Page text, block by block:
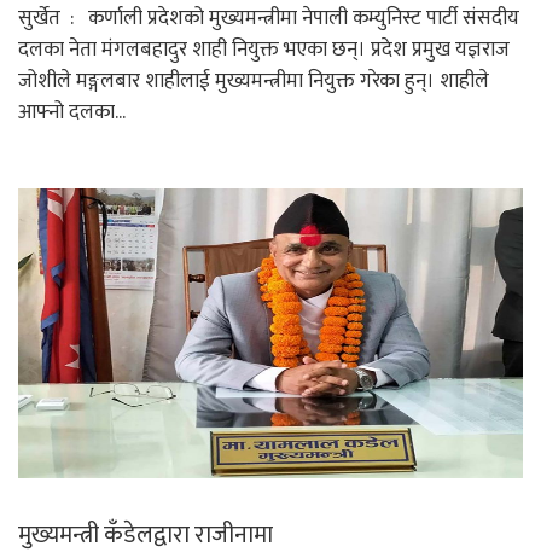
सुर्खेत : कर्णाली प्रदेशको मुख्यमन्त्रीमा नेपाली कम्युनिस्ट पार्टी संसदीय
दलका नेता मंगलबहादुर शाही नियुक्त भएका छन्। प्रदेश प्रमुख यज्ञराज
जोशीले मङ्गलबार शाहीलाई मुख्यमन्त्रीमा नियुक्त गरेका हुन्। शाहीले
आफ्नो दलका...
मुख्यमन्त्री कँडेलद्वारा राजीनामा